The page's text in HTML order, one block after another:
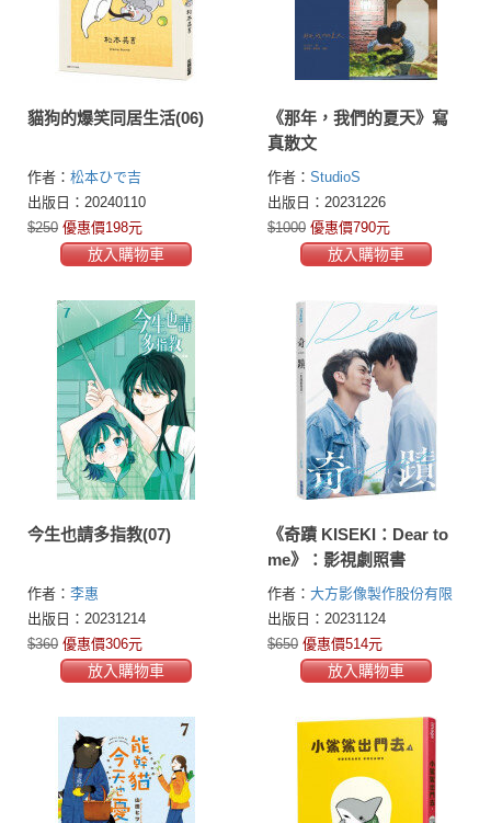
貓狗的爆笑同居生活(06)
作者： 松本ひで吉
出版日：20240110
$250 優惠價198元
放入購物車
《那年，我們的夏天》寫
真散文
作者： StudioS
出版日：20231226
$1000 優惠價790元
放入購物車
今生也請多指教(07)
作者： 李惠
出版日：20231214
$360 優惠價306元
放入購物車
《奇蹟 KISEKI：Dear to
me》：影視劇照書
作者： 大方影像製作股份有限
公司
出版日：20231124
$650 優惠價514元
放入購物車